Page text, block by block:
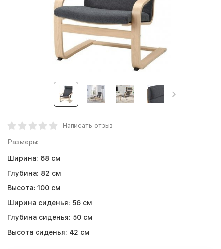
Написать отзыв
Размеры:
Ширина: 68 см
Глубина: 82 см
Высота: 100 см
Ширина сиденья: 56 см
Глубина сиденья: 50 см
Высота сиденья: 42 см